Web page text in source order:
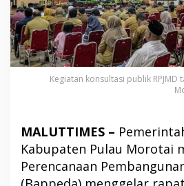
Kegiatan konsultasi publik RPJMD
MALUTTIMES –
Kabupaten Pulau Morotai
Perencanaan